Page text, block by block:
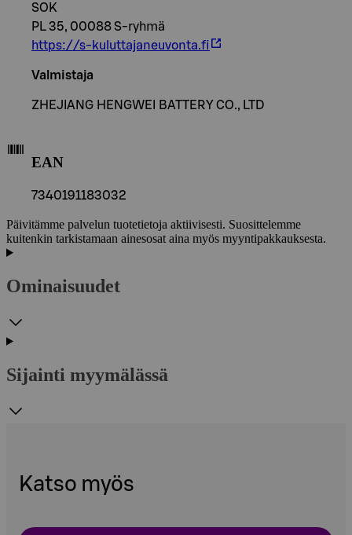
SOK
PL 35, 00088 S-ryhmä
https://s-kuluttajaneuvonta.fi
Valmistaja
ZHEJIANG HENGWEI BATTERY CO., LTD
EAN
7340191183032
Päivitämme palvelun tuotetietoja aktiivisesti. Suosittelemme
kuitenkin tarkistamaan ainesosat aina myös myyntipakkauksesta.
Ominaisuudet
Sijainti myymälässä
Katso myös